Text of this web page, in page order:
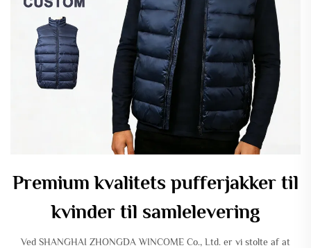
Premium kvalitets pufferjakker til
kvinder til samlelevering
Ved SHANGHAI ZHONGDA WINCOME Co., Ltd. er vi stolte af at